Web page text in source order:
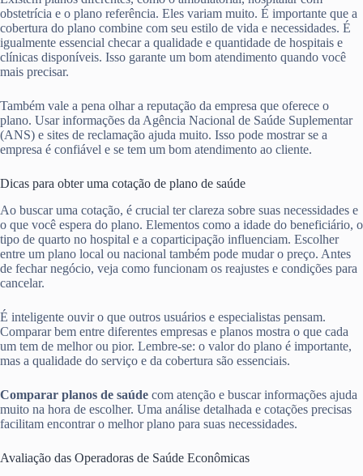
obstetrícia e o plano referência. Eles variam muito. É importante que a
cobertura do plano combine com seu estilo de vida e necessidades. É
igualmente essencial checar a qualidade e quantidade de hospitais e
clínicas disponíveis. Isso garante um bom atendimento quando você
mais precisar.
Também vale a pena olhar a reputação da empresa que oferece o
plano. Usar informações da Agência Nacional de Saúde Suplementar
(ANS) e sites de reclamação ajuda muito. Isso pode mostrar se a
empresa é confiável e se tem um bom atendimento ao cliente.
Dicas para obter uma cotação de plano de saúde
Ao buscar uma cotação, é crucial ter clareza sobre suas necessidades e
o que você espera do plano. Elementos como a idade do beneficiário, o
tipo de quarto no hospital e a coparticipação influenciam. Escolher
entre um plano local ou nacional também pode mudar o preço. Antes
de fechar negócio, veja como funcionam os reajustes e condições para
cancelar.
É inteligente ouvir o que outros usuários e especialistas pensam.
Comparar bem entre diferentes empresas e planos mostra o que cada
um tem de melhor ou pior. Lembre-se: o valor do plano é importante,
mas a qualidade do serviço e da cobertura são essenciais.
Comparar planos de saúde com atenção e buscar informações ajuda
muito na hora de escolher. Uma análise detalhada e cotações precisas
facilitam encontrar o melhor plano para suas necessidades.
Avaliação das Operadoras de Saúde Econômicas